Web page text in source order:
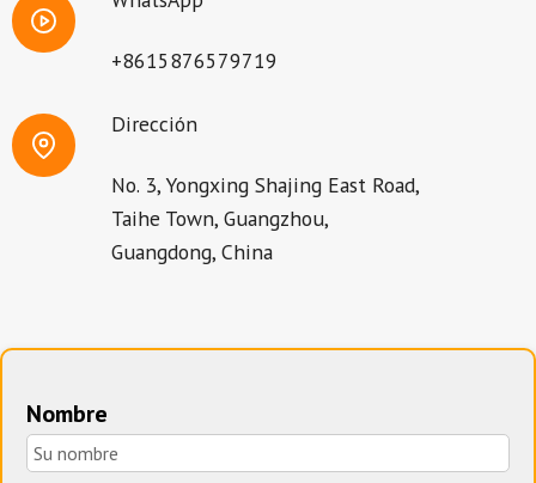
+8615876579719
Dirección
No. 3, Yongxing Shajing East Road,
Taihe Town, Guangzhou,
Guangdong, China
Nombre